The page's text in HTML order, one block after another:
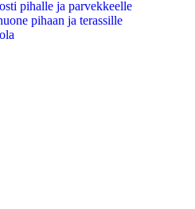
pihalle ja parvekkeelle
pihaan ja terassille